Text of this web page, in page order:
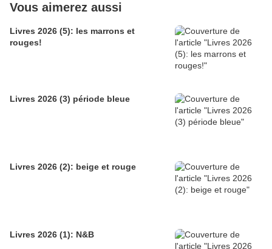
Vous aimerez aussi
Livres 2026 (5): les marrons et
rouges!
Livres 2026 (3) période bleue
Livres 2026 (2): beige et rouge
Livres 2026 (1): N&B